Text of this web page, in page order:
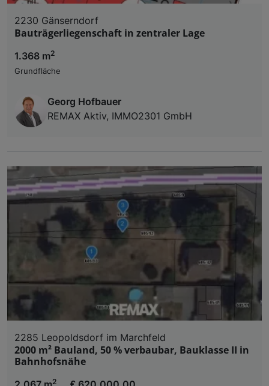
2230 Gänserndorf
Bauträgerliegenschaft in zentraler Lage
1.368 m2
Grundfläche
Georg Hofbauer
REMAX Aktiv, IMMO2301 GmbH
2285 Leopoldsdorf im Marchfeld
2000 m² Bauland, 50 % verbaubar, Bauklasse II in
Bahnhofsnähe
2